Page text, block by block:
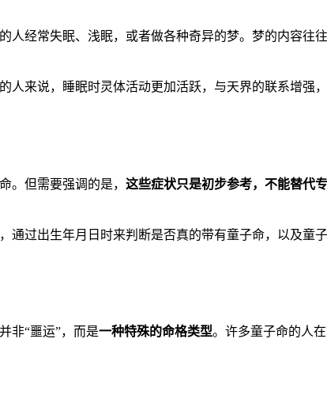
人经常失眠、浅眠，或者做各种奇异的梦。梦的内容往
人来说，睡眠时灵体活动更加活跃，与天界的联系增强
。但需要强调的是， 这些症状只是初步参考，不能替代
通过出生年月日时来判断是否真的带有童子命，以及童
非“噩运”，而是一种特殊的命格类型。许多童子命的人